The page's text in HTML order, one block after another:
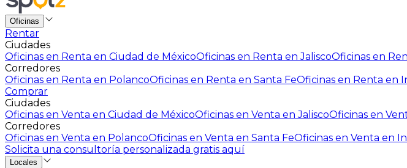
Oficinas
Rentar
Ciudades
Oficinas en Renta en Ciudad de MéxicoOficinas en Renta en JaliscoOficinas en
Corredores
Oficinas en Renta en PolancoOficinas en Renta en Santa FeOficinas en Renta en
Comprar
Ciudades
Oficinas en Venta en Ciudad de MéxicoOficinas en Venta en JaliscoOficinas en
Corredores
Oficinas en Venta en PolancoOficinas en Venta en Santa FeOficinas en Venta en
Solicita una consultoría personalizada gratis aquí
Locales